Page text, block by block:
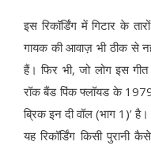
इस रिकॉर्डिंग में गिटार के
गायक की आवाज़ भी ठीक से
हैं। फिर भी, जो लोग इस
रॉक बैंड पिंक फ्लॉयड के 1979
ब्रिक इन दी वॉल (भाग 1)’ है।
यह रिकॉर्डिंग किसी